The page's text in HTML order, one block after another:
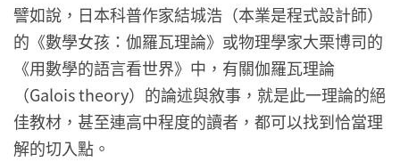
譬如說，日本科普作家結城浩（本業是程式設計師）
的《數學女孩：伽羅瓦理論》或物理學家大栗博司的
《用數學的語言看世界》中，有關伽羅瓦理論
（Galois theory）的論述與敘事，就是此一理論的絕
佳教材，甚至連高中程度的讀者，都可以找到恰當理
解的切入點。